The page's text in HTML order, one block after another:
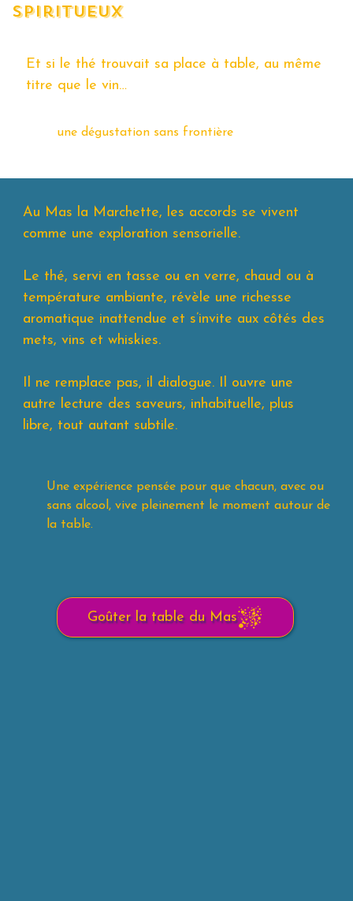
spiritueux
Et si le thé trouvait sa place à table, au même
titre que le vin…
une dégustation sans frontière
Au Mas la Marchette, les accords se vivent
comme une exploration sensorielle.
Le thé, servi en tasse ou en verre, chaud ou à
température ambiante, révèle une richesse
aromatique inattendue et s’invite aux côtés des
mets, vins et whiskies.
Il ne remplace pas, il dialogue. Il ouvre une
autre lecture des saveurs, inhabituelle, plus
libre, tout autant subtile.
Une expérience pensée pour que chacun, avec ou
sans alcool, vive pleinement le moment autour de
la table.
Goûter la table du Mas